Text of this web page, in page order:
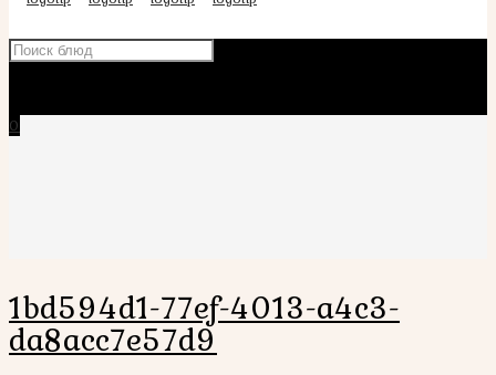
0
1bd594d1-77ef-4013-a4c3-
da8acc7e57d9